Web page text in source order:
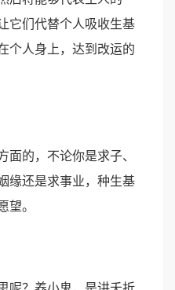
它们代替个人吸收生基
个人身上，达到改运的
的，不论你是求子、
缘还是求事业，种生基
。